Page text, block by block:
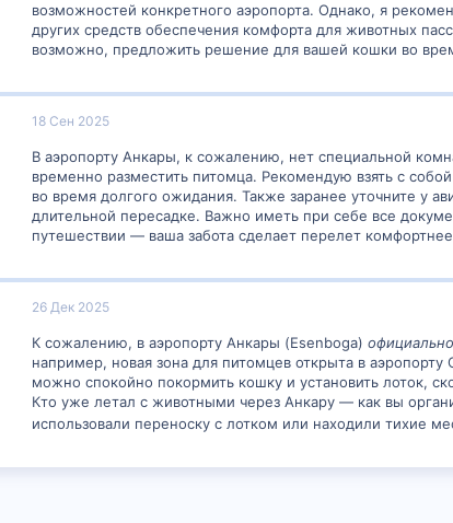
возможностей конкретного аэропорта. Однако, я
других средств обеспечения комфорта для животных
возможно, предложить решение для вашей кошки во
18 Сен 2025
В аэропорту Анкары, к сожалению, нет специальной
временно разместить питомца. Рекомендую взять с
во время долгого ожидания. Также заранее уточните у
длительной пересадке. Важно иметь при себе все
путешествии — ваша забота сделает перелет
26 Дек 2025
К сожалению, в аэропорту Анкары (Esenboga)
например, новая зона для питомцев открыта в аэропорту
можно спокойно покормить кошку и установить лоток,
Кто уже летал с животными через Анкару — как вы
использовали переноску с лотком или находили тихие